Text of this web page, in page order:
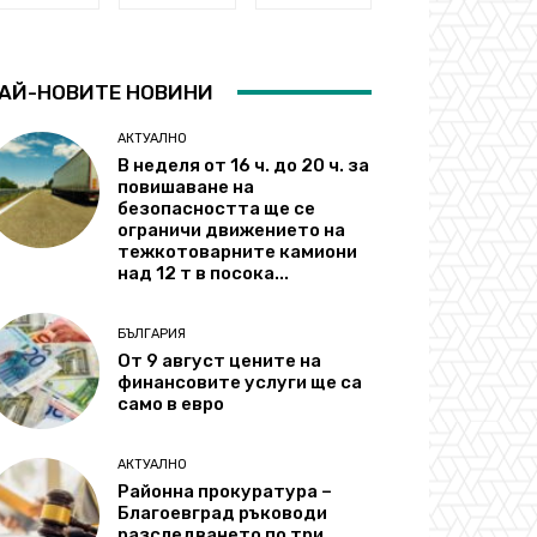
НОВИТЕ НОВИНИ
АКТУАЛНО
В неделя от 16 ч. до 20 ч. за
повишаване на
безопасността ще се
ограничи движението на
тежкотоварните камиони
над 12 т в посока...
БЪЛГАРИЯ
От 9 август цените на
финансовите услуги ще са
само в евро
АКТУАЛНО
Районна прокуратура –
Благоевград ръководи